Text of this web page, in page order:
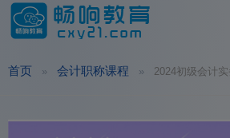
首页 会计职称课程 2024初级会计